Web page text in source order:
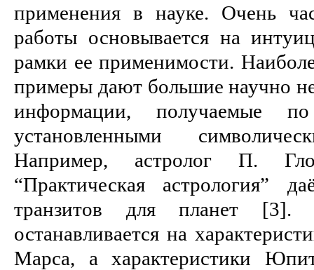
применения в науке. Очень
работы основывается на
рамки ее применимости.
примеры дают большие научно
информации, получаемые
установленными
Например, астролог П.
“Практическая астрология”
транзитов для планет
останавливается на
Марса, а характеристики